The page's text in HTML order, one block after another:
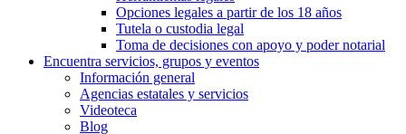
Opciones legales a partir de los 18 años
Tutela o custodia legal
Toma de decisiones con apoyo y poder notarial
Encuentra servicios, grupos y eventos
Información general
Agencias estatales y servicios
Videoteca
Blog